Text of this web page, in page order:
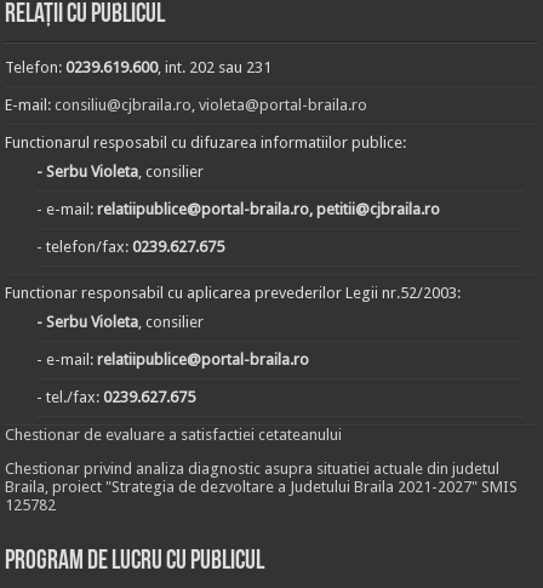
Relații cu publicul
Telefon:0239.619.600, int. 202 sau 231
E-mail:consiliu@cjbraila.ro,violeta@portal-braila.ro
Functionarul resposabil cu difuzarea informatiilor publice:
- Serbu Violeta, consilier
- e-mail:relatiipublice@portal-braila.ro, petitii@cjbraila.ro
- telefon/fax:0239.627.675
Functionar responsabil cu aplicarea prevederilor Legii nr.52/2003:
- Serbu Violeta, consilier
- e-mail:relatiipublice@portal-braila.ro
- tel./fax:0239.627.675
Chestionar de evaluare a satisfactiei cetateanului
Chestionar privind analiza diagnostic asupra situatiei actuale din judetul
Braila, proiect "Strategia de dezvoltare a Judetului Braila 2021-2027" SMIS
125782
Program de lucru cu publicul